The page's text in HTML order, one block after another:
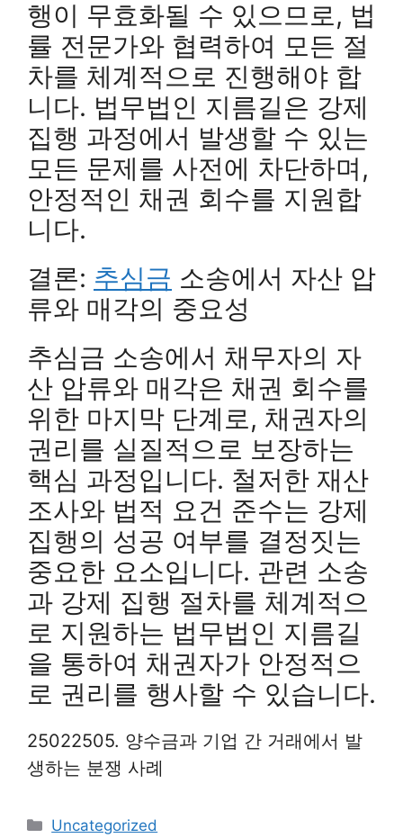
행이 무효화될 수 있으므로, 법
률 전문가와 협력하여 모든 절
차를 체계적으로 진행해야 합
니다. 법무법인 지름길은 강제
집행 과정에서 발생할 수 있는
모든 문제를 사전에 차단하며,
안정적인 채권 회수를 지원합
니다.
결론: 추심금 소송에서 자산 압
류와 매각의 중요성
추심금 소송에서 채무자의 자
산 압류와 매각은 채권 회수를
위한 마지막 단계로, 채권자의
권리를 실질적으로 보장하는
핵심 과정입니다. 철저한 재산
조사와 법적 요건 준수는 강제
집행의 성공 여부를 결정짓는
중요한 요소입니다. 관련 소송
과 강제 집행 절차를 체계적으
로 지원하는 법무법인 지름길
을 통하여 채권자가 안정적으
로 권리를 행사할 수 있습니다.
25022505. 양수금과 기업 간 거래에서 발
생하는 분쟁 사례
Categories
Uncategorized